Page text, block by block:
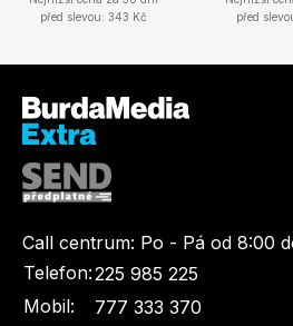
před slevou: 343 Kč
před
Call centrum: Po - Pá od 8:00
Telefon:225 985 225
Mobil:
777 333 370